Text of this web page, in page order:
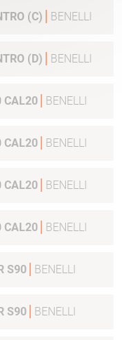
(C) BENELLI
(D) BENELLI
CAL20 BENELLI
CAL20 BENELLI
CAL20 BENELLI
CAL20 BENELLI
S90 BENELLI
S90 BENELLI